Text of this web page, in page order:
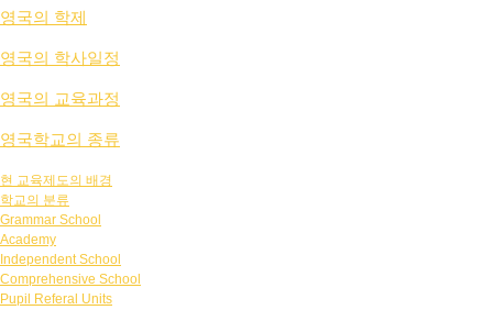
영국의 학제
영국의 학사일정
영국의 교육과정
영국학교의 종류
현 교육제도의 배경
학교의 분류
Grammar School
Academy
Independent School
Comprehensive School
Pupil Referal Units